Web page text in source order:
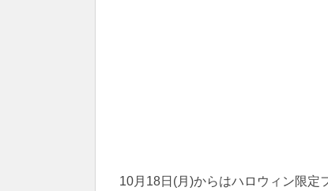
10月18日(月)からはハロウィン限定